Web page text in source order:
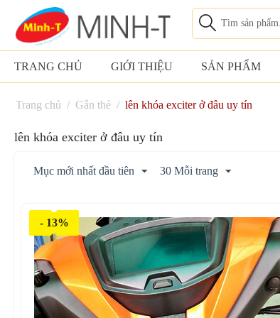
TRANG CHỦ GIỚI THIỆU SẢN PHẨM
Trang chủ / Gắn thẻ / lên khóa exciter ở đâu uy tín
lên khóa exciter ở đâu uy tín
Mục mới nhất đầu tiên 30 Mỗi trang
- 13%